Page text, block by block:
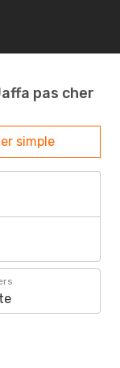
pas cher
simple